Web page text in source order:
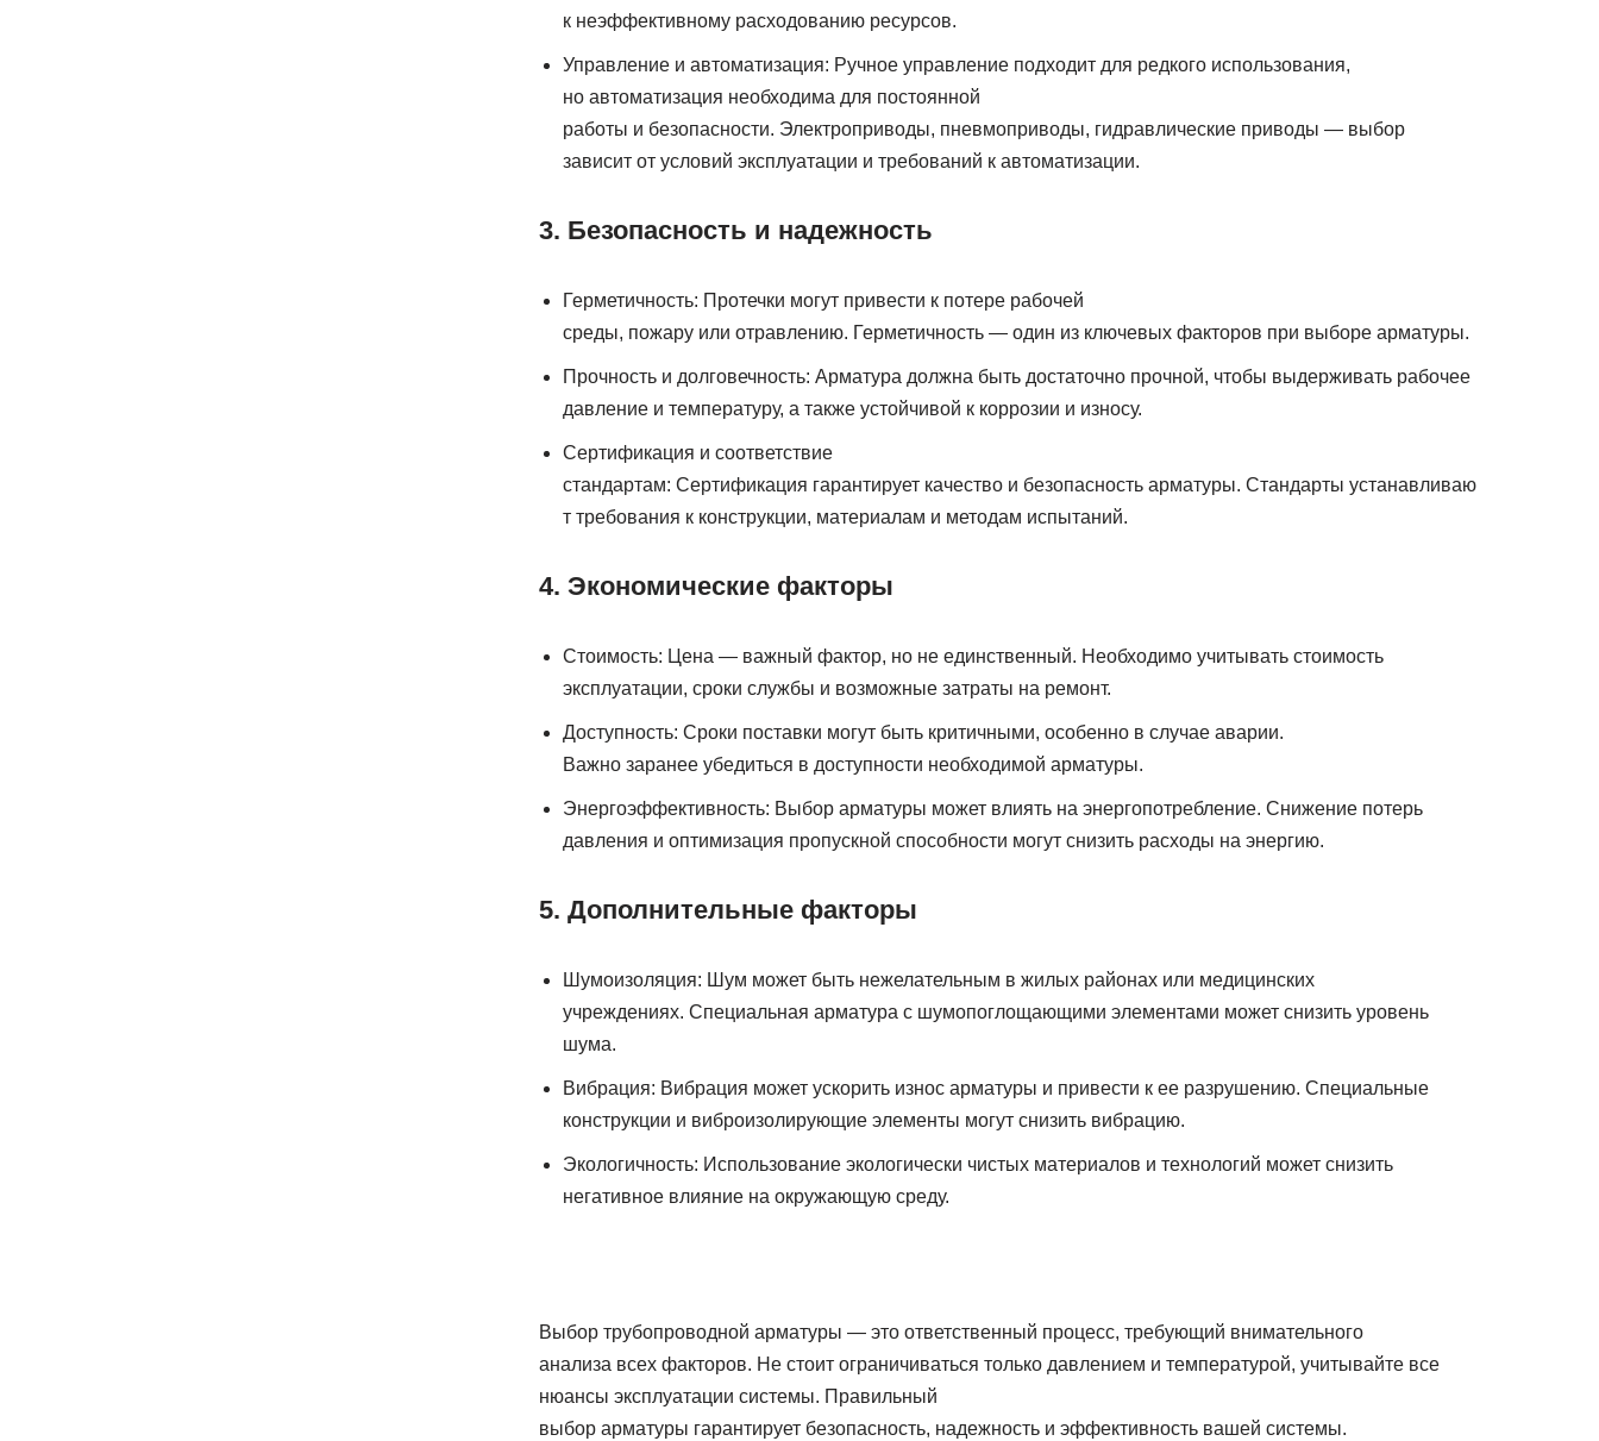
к неэффективному расходованию ресурсов.
Управление и автоматизация: Ручное управление подходит для редкого использования,
но автоматизация необходима для постоянной
работы и безопасности. Электроприводы, пневмоприводы, гидравлические приводы — выбор
зависит от условий эксплуатации и требований к автоматизации.
3. Безопасность и надежность
Герметичность: Протечки могут привести к потере рабочей
среды, пожару или отравлению. Герметичность — один из ключевых факторов при выборе арматуры.
Прочность и долговечность: Арматура должна быть достаточно прочной, чтобы выдерживать рабочее
давление и температуру, а также устойчивой к коррозии и износу.
Сертификация и соответствие
стандартам: Сертификация гарантирует качество и безопасность арматуры. Стандарты устанавливаю
т требования к конструкции, материалам и методам испытаний.
4. Экономические факторы
Стоимость: Цена — важный фактор, но не единственный. Необходимо учитывать стоимость
эксплуатации, сроки службы и возможные затраты на ремонт.
Доступность: Сроки поставки могут быть критичными, особенно в случае аварии.
Важно заранее убедиться в доступности необходимой арматуры.
Энергоэффективность: Выбор арматуры может влиять на энергопотребление. Снижение потерь
давления и оптимизация пропускной способности могут снизить расходы на энергию.
5. Дополнительные факторы
Шумоизоляция: Шум может быть нежелательным в жилых районах или медицинских
учреждениях. Специальная арматура с шумопоглощающими элементами может снизить уровень
шума.
Вибрация: Вибрация может ускорить износ арматуры и привести к ее разрушению. Специальные
конструкции и виброизолирующие элементы могут снизить вибрацию.
Экологичность: Использование экологически чистых материалов и технологий может снизить
негативное влияние на окружающую среду.
Выбор трубопроводной арматуры — это ответственный процесс, требующий внимательного
анализа всех факторов. Не стоит ограничиваться только давлением и температурой, учитывайте все
нюансы эксплуатации системы. Правильный
выбор арматуры гарантирует безопасность, надежность и эффективность вашей системы.